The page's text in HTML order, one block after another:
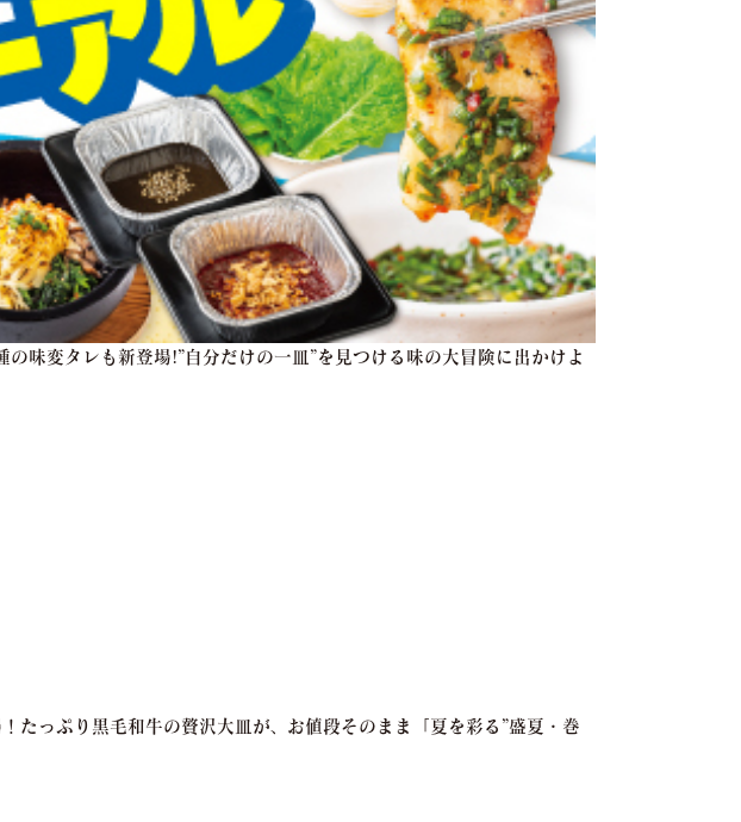
味変タレも新登場!”自分だけの一皿”を見つける味の大冒険に出かけよ
たっぷり黒毛和牛の贅沢大皿が、お値段そのまま「夏を彩る”盛夏・巻